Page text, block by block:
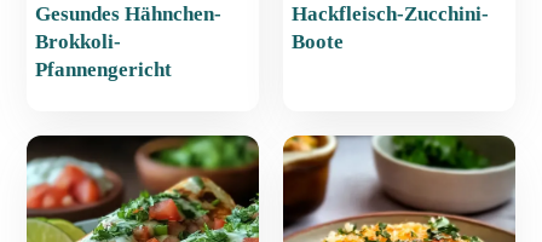
Gesundes Hähnchen-
Brokkoli-
Pfannengericht
Hackfleisch-Zucchini-
Boote